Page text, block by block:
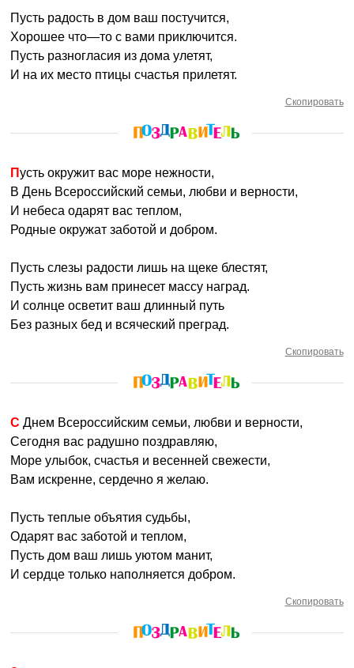
Пусть радость в дом ваш постучится,
Хорошее что—то с вами приключится.
Пусть разногласия из дома улетят,
И на их место птицы счастья прилетят.
Скопировать
Пусть окружит вас море нежности,
В День Всероссийский семьи, любви и верности,
И небеса одарят вас теплом,
Родные окружат заботой и добром.
Пусть слезы радости лишь на щеке блестят,
Пусть жизнь вам принесет массу наград.
И солнце осветит ваш длинный путь
Без разных бед и всяческий преград.
Скопировать
С Днем Всероссийским семьи, любви и верности,
Сегодня вас радушно поздравляю,
Море улыбок, счастья и весенней свежести,
Вам искренне, сердечно я желаю.
Пусть теплые объятия судьбы,
Одарят вас заботой и теплом,
Пусть дом ваш лишь уютом манит,
И сердце только наполняется добром.
Скопировать